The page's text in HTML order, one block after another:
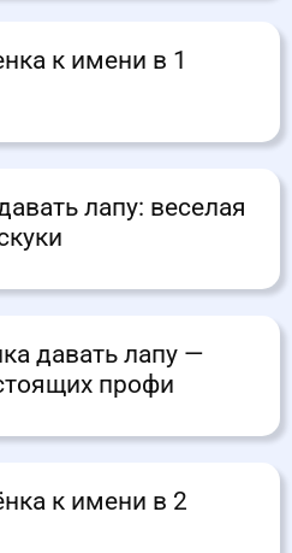
к имени в 1
лапу: веселая
давать лапу —
профи
к имени в 2